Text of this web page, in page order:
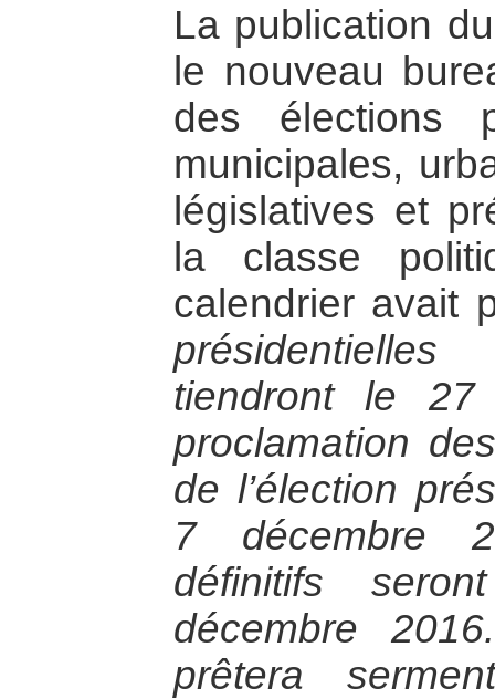
La publication
le nouveau
des élections
municipales,
législatives et
la classe
calendrier avait
tiendront le 27
proclamation
de l’élection
7 décembre
définitifs
décembre
prêtera